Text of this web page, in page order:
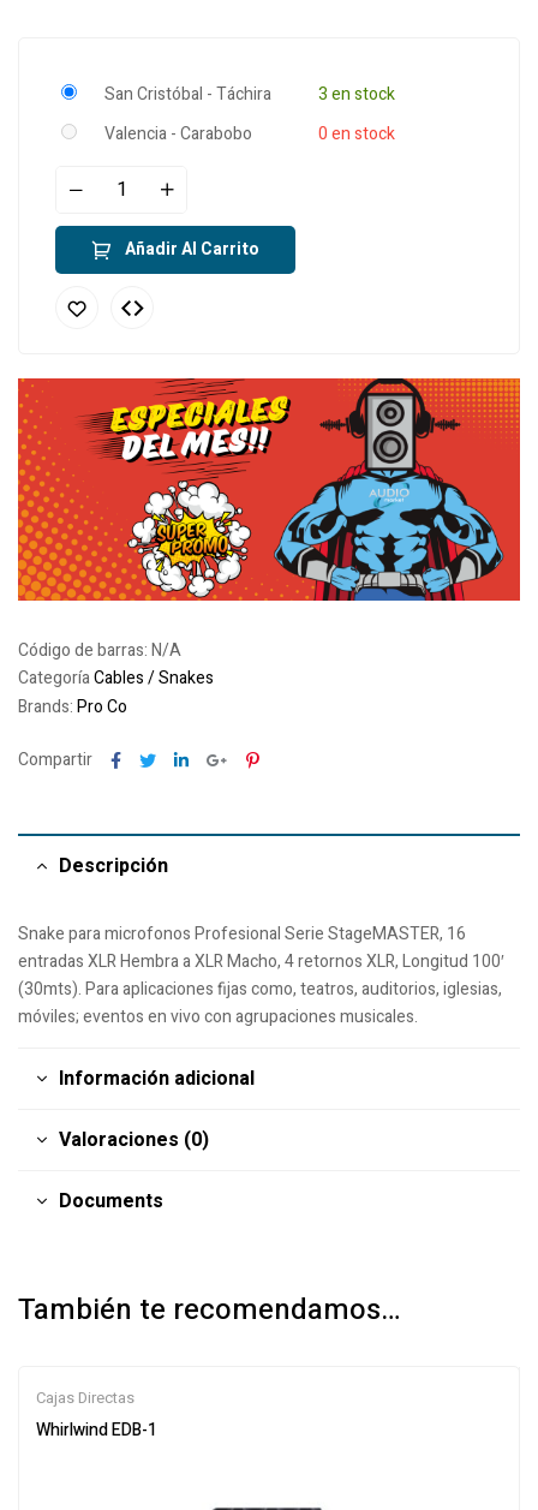
San Cristóbal - Táchira
3 en stock
Valencia - Carabobo
0 en stock
Añadir Al Carrito
Código de barras:N/A
CategoríaCables / Snakes
Brands:Pro Co
Compartir Facebook
TwitterLinkedinGoogle+Pinterest
Descripción
Snake para microfonos Profesional Serie StageMASTER, 16
entradas XLR Hembra a XLR Macho, 4 retornos XLR, Longitud 100′
(30mts). Para aplicaciones fijas como, teatros, auditorios, iglesias,
móviles; eventos en vivo con agrupaciones musicales.
Información adicional
Valoraciones (0)
Documents
También te recomendamos…
Cajas Directas
Whirlwind EDB-1